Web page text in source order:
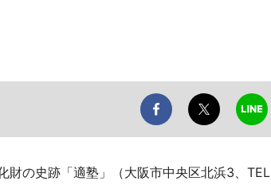
財の史跡「適塾」（大阪市中央区北浜3、TEL